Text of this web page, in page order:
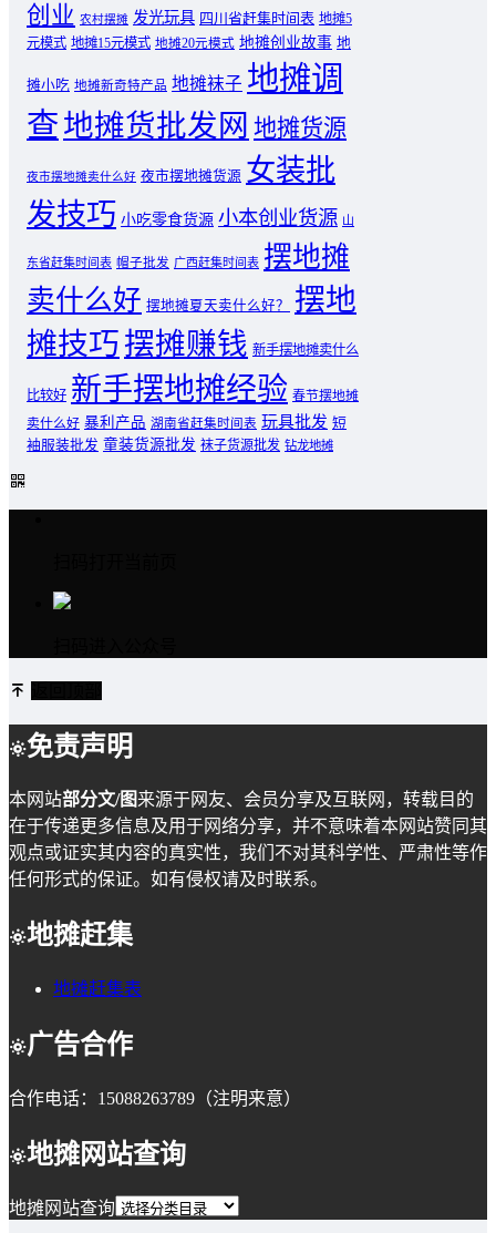
创业 农村摆摊 发光玩具 四川省赶集时间表 地摊5
元模式 地摊15元模式 地摊20元模式 地摊创业故事 地
摊小吃 地摊新奇特产品 地摊袜子 地摊调
查地摊货批发网 地摊货源
夜市摆地摊卖什么好 夜市摆地摊货源 女装批
发技巧 小吃零食货源 小本创业货源 山
东省赶集时间表 帽子批发 广西赶集时间表 摆地摊
卖什么好 摆地摊夏天卖什么好？
摆地
摊技巧摆摊赚钱 新手摆地摊卖什么
比较好 新手摆地摊经验 春节摆地摊
卖什么好 暴利产品 湖南省赶集时间表 玩具批发 短
袖服装批发 童装货源批发 袜子货源批发 钻龙地摊
免责声明
本网站部分文/图来源于网友、会员分享及互联网，转载目的
在于传递更多信息及用于网络分享，并不意味着本网站赞同其
观点或证实其内容的真实性，我们不对其科学性、严肃性等作
任何形式的保证。如有侵权请及时联系。
地摊赶集
地摊赶集表
广告合作
合作电话：15088263789（注明来意）
地摊网站查询
地摊网站查询